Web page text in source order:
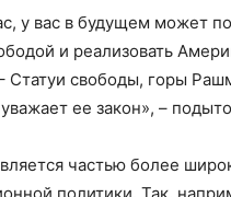
у вас в будущем может
и реализовать
свободы, горы
уважает ее закон», –
частью более